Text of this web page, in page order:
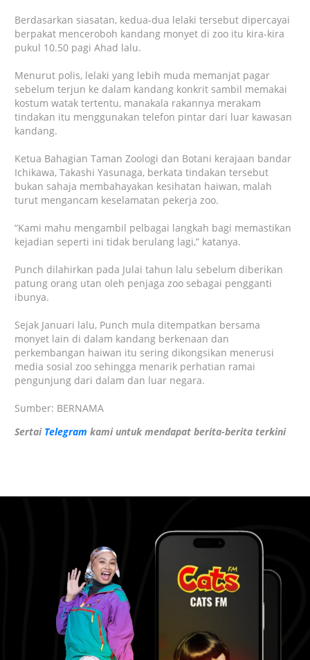
Berdasarkan siasatan, kedua-dua lelaki tersebut dipercayai
berpakat menceroboh kandang monyet di zoo itu kira-kira
pukul 10.50 pagi Ahad lalu.
Menurut polis, lelaki yang lebih muda memanjat pagar
sebelum terjun ke dalam kandang konkrit sambil memakai
kostum watak tertentu, manakala rakannya merakam
tindakan itu menggunakan telefon pintar dari luar kawasan
kandang.
Ketua Bahagian Taman Zoologi dan Botani kerajaan bandar
Ichikawa, Takashi Yasunaga, berkata tindakan tersebut
bukan sahaja membahayakan kesihatan haiwan, malah
turut mengancam keselamatan pekerja zoo.
“Kami mahu mengambil pelbagai langkah bagi memastikan
kejadian seperti ini tidak berulang lagi,” katanya.
Punch dilahirkan pada Julai tahun lalu sebelum diberikan
patung orang utan oleh penjaga zoo sebagai pengganti
ibunya.
Sejak Januari lalu, Punch mula ditempatkan bersama
monyet lain di dalam kandang berkenaan dan
perkembangan haiwan itu sering dikongsikan menerusi
media sosial zoo sehingga menarik perhatian ramai
pengunjung dari dalam dan luar negara.
Sumber: BERNAMA
Sertai Telegram kami untuk mendapat berita-berita terkini